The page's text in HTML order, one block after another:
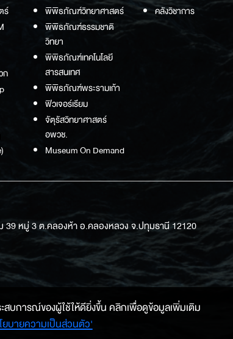
ร์
ก
พิพิธภัณฑ์วิทยาศาสตร์
พิพิธภัณฑ์ธรรมชาติ
วิทยา
พิพิธภัณฑ์เทคโนโลยี
สารสนเทศ
พิพิธภัณฑ์พระรามเก้า
ฟิวเจอร์เรียม
จัตุรัสวิทยาศาสตร์
อพวช.
Museum On Demand
คลังวิชาการ
39 หมู่ 3 ต.คลองห้า อ.คลองหลวง จ.ปทุมธานี 12120
สบการณ์ของผู้ใช้ให้ดียิ่งขึ้น คลิกเพื่อดูข้อมูลเพิ่มเติม
ยบายความเป็นส่วนตัว'